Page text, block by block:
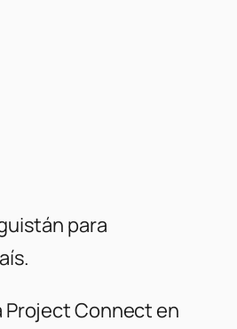
para
Project Connect en